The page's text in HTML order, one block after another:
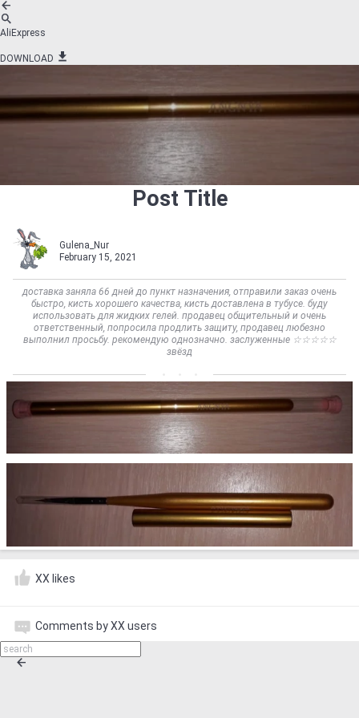
AliExpress
DOWNLOAD
Post Title
Gulena_Nur
February 15, 2021
доставка заняла 66 дней до пункт назначения, отправили заказ очень
быстро, кисть хорошего качества, кисть доставлена в тубусе. буду
использовать для жидких гелей. продавец общительный и очень
ответственный, попросила продлить защиту, продавец любезно
выполнил просьбу. рекомендую однозначно. заслуженные ☆☆☆☆☆
звёзд
XX likes
Comments by XX users